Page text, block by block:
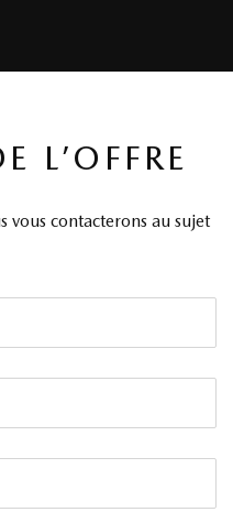
L’OFFRE
vous contacterons au sujet